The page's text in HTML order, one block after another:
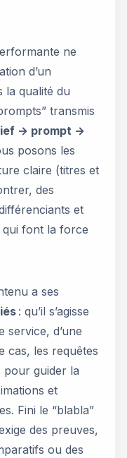
ne
d’un
la qualité du
transmis
→ prompt →
posons les
claire (titres et
des
et
qui font la force
a ses
: qu’il s’agisse
service, d’une
cas, les requêtes
pour guider la
et
Fini le “blabla”
des preuves,
ou des